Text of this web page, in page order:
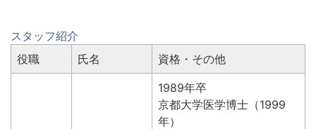
スタッフ紹介
役職
氏名 資格・その他
1989年卒
京都大学医学博士（1999
年）